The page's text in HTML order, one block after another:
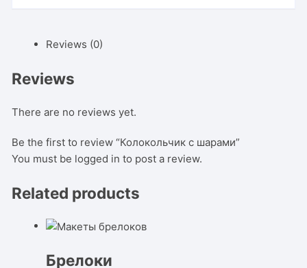
Reviews (0)
Reviews
There are no reviews yet.
Be the first to review “Колокольчик с шарами”
You must be logged in to post a review.
Related products
Брелоки